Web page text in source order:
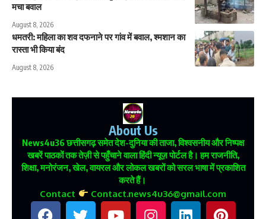
मचा बवाल
August 8, 2026
धमतरी: महिला का शव दफनाने पर गांव में बवाल, श्मशान का
रास्ता भी किया बंद
August 8, 2026
About Us
News4u36छत्तीसगढ़ समेत देश-दुनिया की ताजा, विश्वसनीय और निष्पक्ष
खबरें पाठकों तक तेज़ी से पहुँचाने वाला हिंदी न्यूज़ पोर्टल है। हम राजनीति,
शिक्षा, मनोरंजन, खेल, वायरल और लोकल खबरों को सरल भाषा में प्रकाशित
करते हैं।
Contact Contact.news4u36@gmail.com